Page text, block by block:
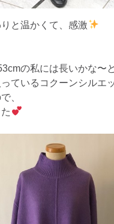
と温かくて、感激
の私には長いかな〜
ているコクーンシルエ
、